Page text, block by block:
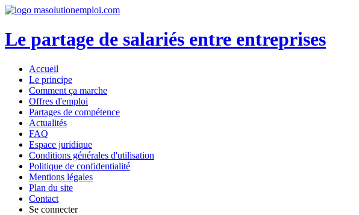
Le partage de salariés entre entreprises
Accueil
Le principe
Comment ça marche
Offres d'emploi
Partages de compétence
Actualités
FAQ
Espace juridique
Conditions générales d'utilisation
Politique de confidentialité
Mentions légales
Plan du site
Contact
Se connecter